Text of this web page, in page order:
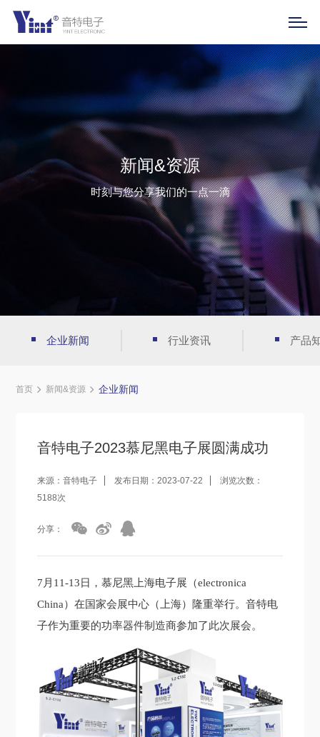
新闻&资源
时刻与您分享我们的一点一滴
企业新闻 行业资讯 产品
首页 新闻&资源 企业新闻
音特电子2023慕尼黑电子展圆满成功
来源：音特电子 发布日期：2023-07-22
浏览次数：
5188次
分享：
7月11-13日，慕尼黑上海电子展（electronica
China）在国家会展中心（上海）隆重举行。音特电
子作为重要的功率器件制造商参加了此次展会。